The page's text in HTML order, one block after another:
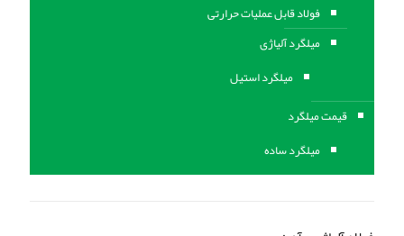
فولاد قابل عملیات حرارتی
ميلگرد آلیاژی
میلگرد استیل
قیمت میلگرد
میلگرد ساده